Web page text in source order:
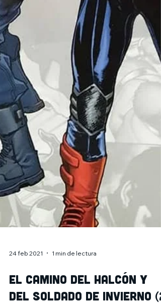
24 feb 2021 1 min de lectura